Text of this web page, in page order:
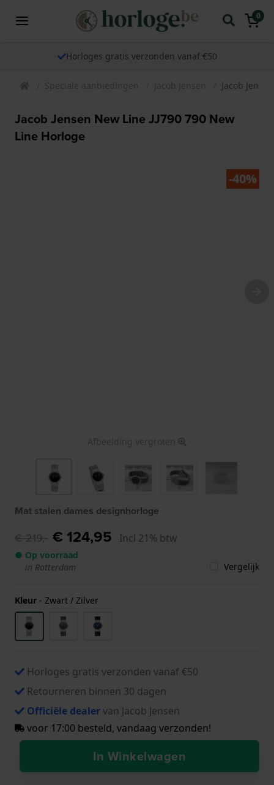
0
Horloges gratis verzonden vanaf €50
Speciale aanbiedingen Jacob Jensen Jacob
Jacob Jensen New Line JJ790 790 New
Line Horloge
-40%
Afbeelding vergroten
Mat stalen dames designhorloge
€ 219,- € 124,95 Incl 21% btw
● Op voorraad
in Rotterdam
Vergelijk
Kleur - Zwart / Zilver
Horloges gratis verzonden vanaf €50
Retourneren binnen 30 dagen
Officiële dealervan Jacob Jensen
voor 17:00 besteld, vandaag verzonden!
In Winkelwagen